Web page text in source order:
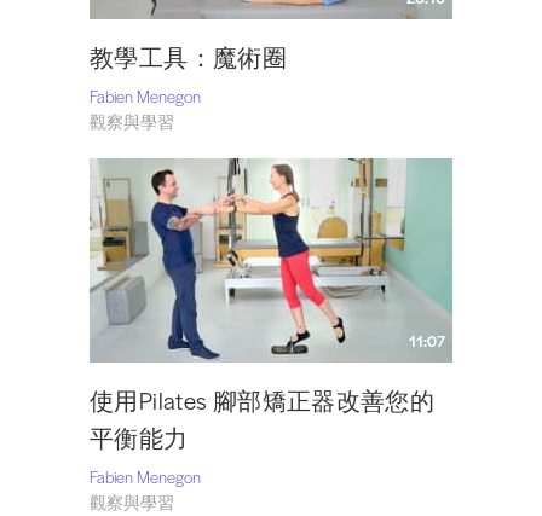
教學工具：魔術圈
Fabien Menegon
觀察與學習
11:07
使用Pilates 腳部矯正器改善您的
平衡能力
Fabien Menegon
觀察與學習